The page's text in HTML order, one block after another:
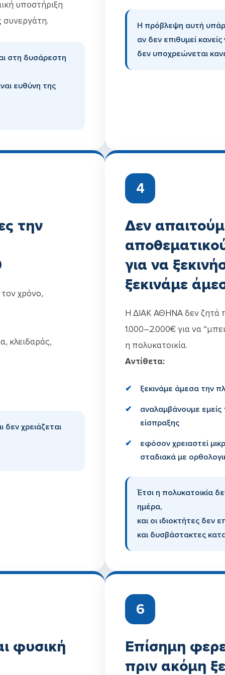
υποστήριξη
συνεργάτη.
στη δυσάρεστη
ευθύνη της
Η πρόβλεψη αυτή
αν δεν επιθυμεί
δεν υποχρεώνεται
την
χρόνο,
κλειδαράς,
δεν χρειάζεται
4
Δεν
για να
ξεκινάμε
Η ΔΙΑΚ ΑΘΗΝΑ δεν ζητά
1.000–2.000€ για να
η πολυκατοικία.
Αντίθετα:
ξεκινάμε άμεσα την
αναλαμβάνουμε
είσπραξης
εφόσον χρειαστεί
σταδιακά με
Έτσι η πολυκατοικία
ημέρα,
και οι ιδιοκτήτες δεν
και δυσβάστακτες
φυσική
6
Επίσημη
πριν ακόμη